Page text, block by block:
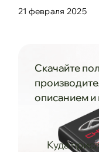
21 февраля 2025
Скачайте
описанием и
Куда